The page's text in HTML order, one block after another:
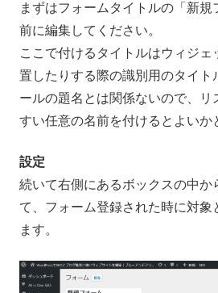
まずはフォームタイトルの「新規
前に編集してください。
ここで付けるタイトルはウィジェ
置したりする際の識別用のタイト
ールの題名とは関係ないので、リ
すい任意の名前を付けるとよいか
設定
続いて右側にあるボックスの中か
て、フォーム登録された時に対象
ます。